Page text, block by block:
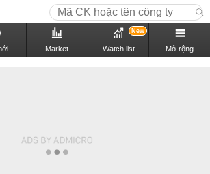
Market Watch list
New
Mở rộng